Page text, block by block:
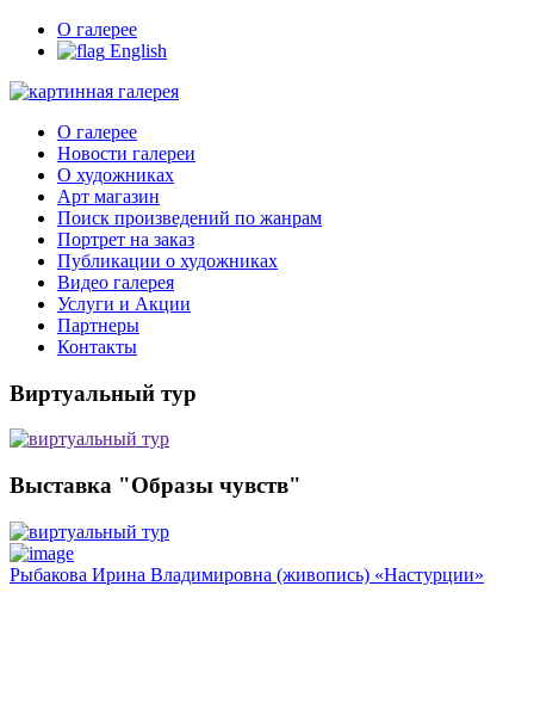
О галерее
English
О галерее
Новости галереи
О художниках
Арт магазин
Поиск произведений по жанрам
Портрет на заказ
Публикации о художниках
Видео галерея
Услуги и Акции
Партнеры
Контакты
Виртуальный тур
Выставка "Образы чувств"
Рыбакова Ирина Владимировна (живопись) «Настурции»